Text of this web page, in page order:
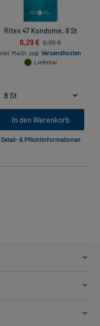
Ritex 47 Kondome, 8 St
6,29 € 6,99 €
inkl. MwSt. zzgl. Versandkosten
Lieferbar
In den Warenkorb
Detail- & Pflichtinformationen